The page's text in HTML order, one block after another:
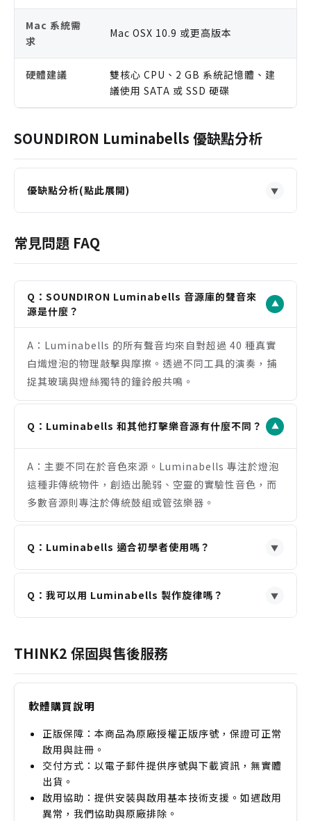
Mac 系統需
求
Mac OSX 10.9 或更高版本
硬體建議
雙核心 CPU、2 GB 系統記憶體、建
議使用 SATA 或 SSD 硬碟
SOUNDIRON Luminabells 優缺點分析
優缺點分析(點此展開) ▼
音色極具獨創性，源自真實燈泡採樣，能為作品帶來
無法複製的脆弱與空靈感。
音器和模組化效果器等深度調變功能。
包含調性與非調性打擊樂，以及 20 種氛圍音景，適
用於節奏、旋律和背景音效設計。
刻意保留的錄音瑕疵（底噪）增加了聲音的有機質地
與真實感，適合追求特殊風格的製作人。
注意事項
需要 Native Instruments Kontakt 5.5 或更高版
本的完整版，不支援免費的 Kontakt Player。
色的音樂類型。
音源包含刻意保留的低頻與高頻噪訊，可能不適合追
求極致純淨音質的製作需求。
常見問題 FAQ
Q：SOUNDIRON Luminabells 音源庫的聲音來
源是什麼？
▼
A：Luminabells 的所有聲音均來自對超過 40 種真實
白熾燈泡的物理敲擊與摩擦。透過不同工具的演奏，捕
捉其玻璃與燈絲獨特的鐘鈴般共鳴。
Q：Luminabells 和其他打擊樂音源有什麼不同？ ▼
A：主要不同在於音色來源。Luminabells 專注於燈泡
這種非傳統物件，創造出脆弱、空靈的實驗性音色，而
多數音源則專注於傳統鼓組或管弦樂器。
Q：Luminabells 適合初學者使用嗎？ ▼
外，其直觀的 Kontakt 介面也讓初學者能輕鬆調整聲
音，探索獨特的音效設計，無需深奧的合成知識。
Q：我可以用 Luminabells 製作旋律嗎？ ▼
patch，可像一般樂器一樣演奏旋律。此外，內建的音
階鎖定功能也能輔助旋律創作。
THINK2 保固與售後服務
軟體購買說明
正版保障：本商品為原廠授權正版序號，保證可正常
啟用與註冊。
交付方式：以電子郵件提供序號與下載資訊，無實體
出貨。
啟用協助：提供安裝與啟用基本技術支援。如遇啟用
異常，我們協助與原廠排除。